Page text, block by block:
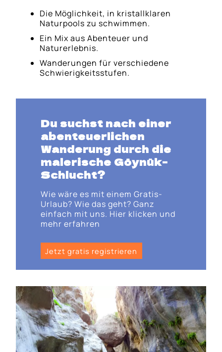
Die Möglichkeit, in kristallklaren
Naturpools zu schwimmen.
Ein Mix aus Abenteuer und
Naturerlebnis.
Wanderungen für verschiedene
Schwierigkeitsstufen.
Du suchst nach einer
abenteuerlichen
Wanderung durch die
malerische Göynük-
Schlucht?
Wie wäre es mit einem Gratis-
Urlaub? Wie das geht? Ganz
einfach mit uns. Hier klicken und
mehr erfahren
Jetzt gratis registrieren